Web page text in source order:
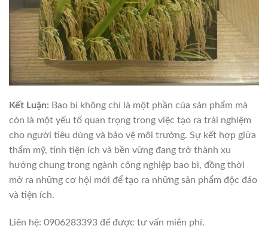
Kết Luận: Bao bì không chỉ là một phần của sản phẩm mà
còn là một yếu tố quan trọng trong việc tạo ra trải nghiệm
cho người tiêu dùng và bảo vệ môi trường. Sự kết hợp giữa
thẩm mỹ, tính tiện ích và bền vững đang trở thành xu
hướng chung trong ngành công nghiệp bao bì, đồng thời
mở ra những cơ hội mới để tạo ra những sản phẩm độc đáo
và tiện ích.
Liên hệ: 0906283393 để được tư vấn miễn phí.